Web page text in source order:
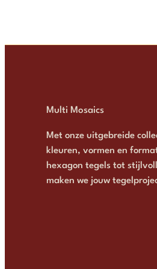
Multi Mosaics
Met onze uitgebreide
kleuren, vormen en
hexagon tegels tot
maken we jouw